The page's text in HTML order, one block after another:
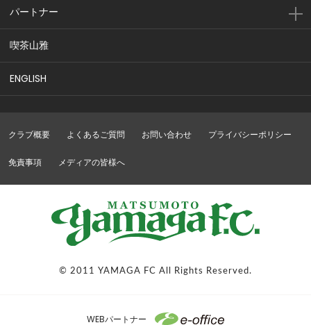
パートナー
喫茶山雅
ENGLISH
クラブ概要 よくあるご質問 お問い合わせ プライバシーポリシー
免責事項 メディアの皆様へ
© 2011 YAMAGA FC All Rights Reserved.
WEBパートナー